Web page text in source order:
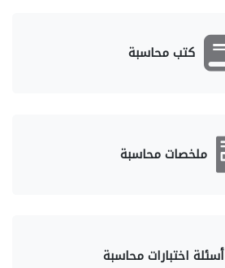
كتب محاسبة
ملخصات محاسبة
أسئلة اختبارات محاسبة